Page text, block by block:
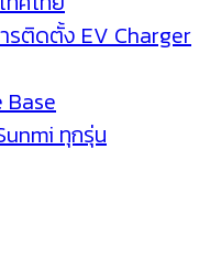
รติดตั้ง EV Charger
ทุกรุ่น